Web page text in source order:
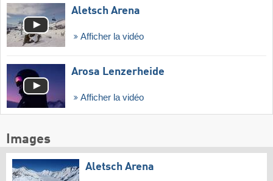
Aletsch Arena
Afficher la vidéo
Arosa Lenzerheide
Afficher la vidéo
Images
Aletsch Arena